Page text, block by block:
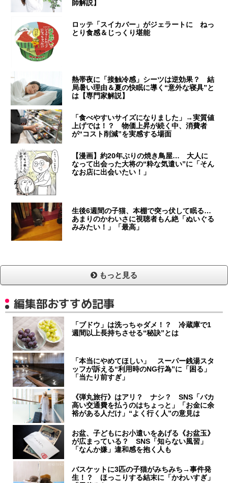
師解説】
ロッテ「スイカバー」がジェラートに ねっ
とり食感＆じっくり堪能
熱帯夜に「接触冷感」シーツは逆効果？ 結
局暑い理由＆夏の快眠に導く“意外な寝具”と
は【専門家解説】
「食べやすいサイズになりました」→実質値
上げでは！？ 物価上昇が続く中、消費者
が“コスト削減”を実感する場面
【漫画】約20年ぶりの焼き鳥屋… 大人に
なって出会った大将の“粋な気遣い”に「そん
なお店に出会いたい！」
生後6週間の子猫、本棚で突っ伏して眠る…
あまりのかわいさに視聴者もん絶「ぬいぐる
みみたい！」「最高」
もっと見る
編集部おすすめ記事
「ブドウ」は洗っちゃダメ！？ 冷蔵庫で1
週間以上長持ちさせる“秘訣”とは
「本当にやめてほしい」 スーパー銭湯スタ
ッフが訴える“利用時のNG行為”に「困る」
「当たり前すぎ」
《弾丸旅行》はアリ？ ナシ？ SNS「バカ
高い交通費を払うのはちょっと」「お金に余
裕がある人だけ」“よく行く人”の意見は
お盆、子どもにお小遣いをあげる《お盆玉》
が広まっている？ SNS「知らない風習」
「なんか嫌」違和感を抱く人も
バスケットに3匹の子猫がみちみち→事件発
生！？ ほっこりする結末に「かわいすぎ」